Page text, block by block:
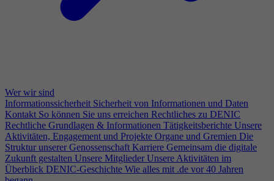
Wer wir sind
Informationssicherheit Sicherheit von Informationen und Daten
Kontakt So können Sie uns erreichen Rechtliches zu DENIC
Rechtliche Grundlagen & Informationen Tätigkeitsberichte Unsere
Aktivitäten, Engagement und Projekte Organe und Gremien Die
Struktur unserer Genossenschaft Karriere Gemeinsam die digitale
Zukunft gestalten Unsere Mitglieder Unsere Aktivitäten im
Überblick DENIC-Geschichte Wie alles mit .de vor 40 Jahren